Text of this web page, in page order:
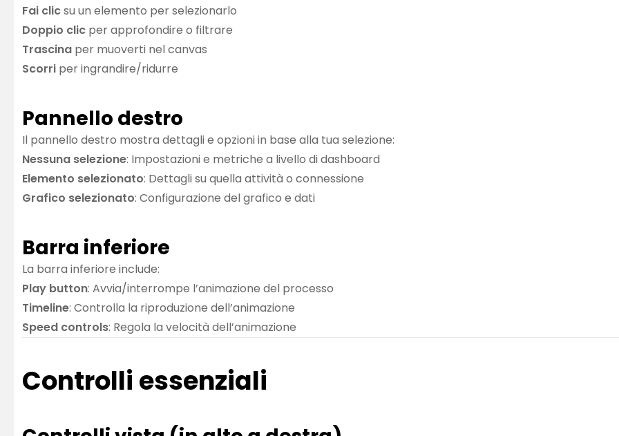
Fai clicsu un elemento per selezionarlo
Doppio clic per approfondire o filtrare
Trascina per muoverti nel canvas
Scorri per ingrandire/ridurre
Pannello destro
Il pannello destro mostra dettagli e opzioni in base alla tua selezione:
Nessuna selezione: Impostazioni e metriche a livello di dashboard
Elemento selezionato: Dettagli su quella attività o connessione
Grafico selezionato: Configurazione del grafico e dati
Barra inferiore
La barra inferiore include:
Play button: Avvia/interrompe l’animazione del processo
Timeline: Controlla la riproduzione dell’animazione
Speed controls: Regola la velocità dell’animazione
Controlli essenziali